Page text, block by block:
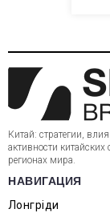
Китай: стратегии,
активности
регионах мира.
НАВИГАЦИЯ
Лонгріди